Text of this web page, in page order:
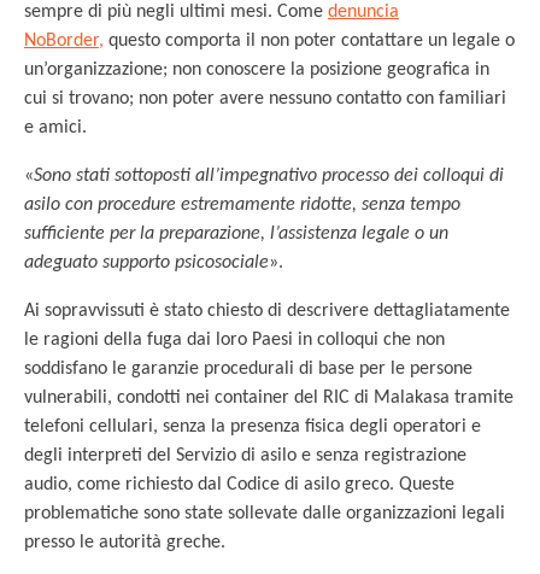
sempre di più negli ultimi mesi. Come denuncia
NoBorder, questo comporta il non poter contattare un legale o
un’organizzazione; non conoscere la posizione geografica in
cui si trovano; non poter avere nessuno contatto con familiari
e amici.
«Sono stati sottoposti all’impegnativo processo dei colloqui di
asilo con procedure estremamente ridotte, senza tempo
sufficiente per la preparazione, l’assistenza legale o un
adeguato supporto psicosociale».
Ai sopravvissuti è stato chiesto di descrivere dettagliatamente
le ragioni della fuga dai loro Paesi in colloqui che non
soddisfano le garanzie procedurali di base per le persone
vulnerabili, condotti nei container del RIC di Malakasa tramite
telefoni cellulari, senza la presenza fisica degli operatori e
degli interpreti del Servizio di asilo e senza registrazione
audio, come richiesto dal Codice di asilo greco. Queste
problematiche sono state sollevate dalle organizzazioni legali
presso le autorità greche.